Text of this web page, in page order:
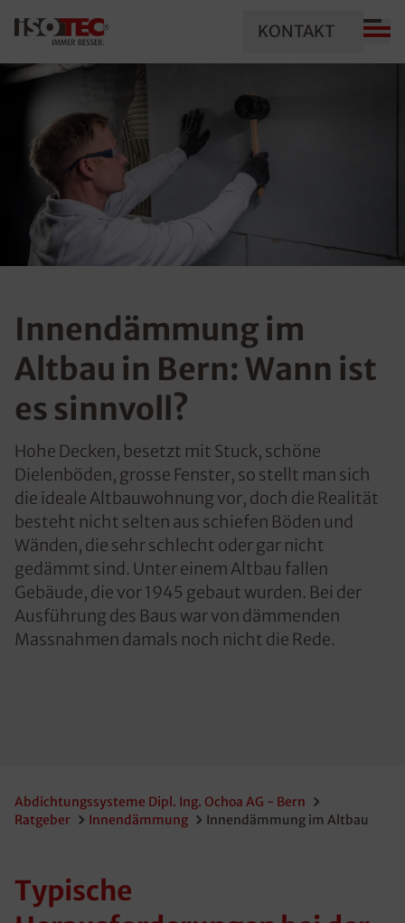
KONTAKT
Innendämmung im
Altbau in Bern: Wann ist
es sinnvoll?
Hohe Decken, besetzt mit Stuck, schöne
Dielenböden, grosse Fenster, so stellt man sich
die ideale Altbauwohnung vor, doch die Realität
besteht nicht selten aus schiefen Böden und
Wänden, die sehr schlecht oder gar nicht
gedämmt sind. Unter einem Altbau fallen
Gebäude, die vor 1945 gebaut wurden. Bei der
Ausführung des Baus war von dämmenden
Massnahmen damals noch nicht die Rede.
Abdichtungssysteme Dipl. Ing. Ochoa AG - Bern
Ratgeber
Innendämmung Innendämmung im Altbau
Typische